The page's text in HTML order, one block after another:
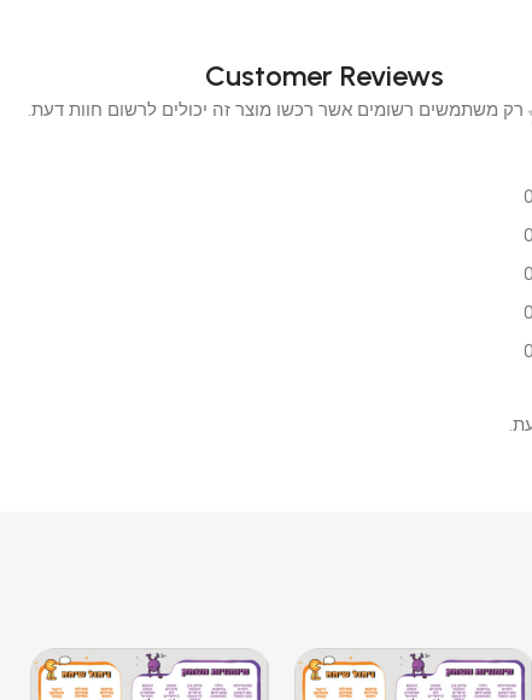
Customer Reviews
רשומים אשר רכשו מוצר זה יכולים לרשום חוות דעת.